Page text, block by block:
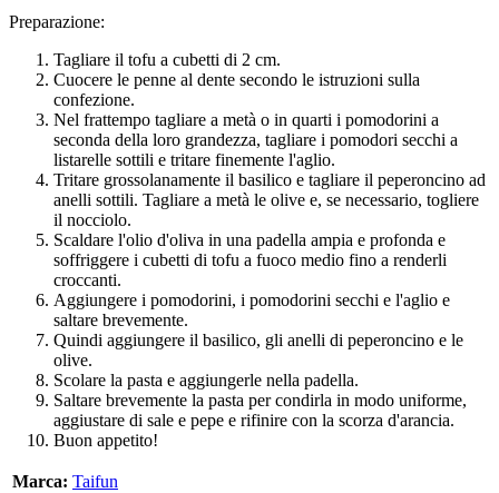
Preparazione:
Tagliare il tofu a cubetti di 2 cm.
Cuocere le penne al dente secondo le istruzioni sulla
confezione.
Nel frattempo tagliare a metà o in quarti i pomodorini a
seconda della loro grandezza, tagliare i pomodori secchi a
listarelle sottili e tritare finemente l'aglio.
Tritare grossolanamente il basilico e tagliare il peperoncino ad
anelli sottili. Tagliare a metà le olive e, se necessario, togliere
il nocciolo.
Scaldare l'olio d'oliva in una padella ampia e profonda e
soffriggere i cubetti di tofu a fuoco medio fino a renderli
croccanti.
Aggiungere i pomodorini, i pomodorini secchi e l'aglio e
saltare brevemente.
Quindi aggiungere il basilico, gli anelli di peperoncino e le
olive.
Scolare la pasta e aggiungerle nella padella.
Saltare brevemente la pasta per condirla in modo uniforme,
aggiustare di sale e pepe e rifinire con la scorza d'arancia.
Buon appetito!
Marca: Taifun